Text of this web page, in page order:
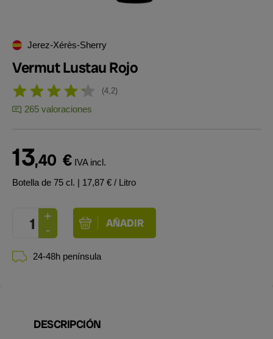
Jerez-Xérès-Sherry
Vermut Lustau Rojo
4,2
265 valoraciones
13,40 € IVA incl.
Botella de 75 cl. | 17,87 € / Litro
24-48h península
DESCRIPCIÓN